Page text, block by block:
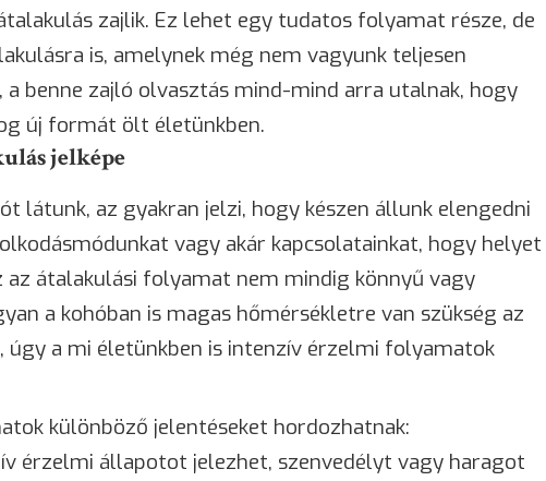
zajlik. Ez lehet egy tudatos folyamat része, de
is, amelynek még nem vagyunk teljesen
a benne zajló olvasztás mind-mind arra utalnak, hogy
új formát ölt életünkben.
jelképe
látunk, az gyakran jelzi, hogy készen állunk elengedni
vagy akár kapcsolatainkat, hogy helyet
az átalakulási folyamat nem mindig könnyű vagy
a kohóban is magas hőmérsékletre van szükség az
úgy a mi életünkben is intenzív érzelmi folyamatok
különböző jelentéseket hordozhatnak:
érzelmi állapotot jelezhet, szenvedélyt vagy haragot